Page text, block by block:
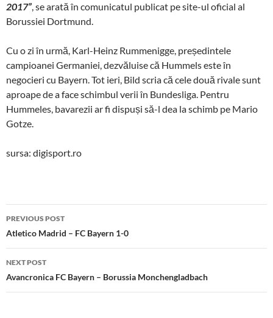
2017”, se arată în comunicatul publicat pe site-ul oficial al
Borussiei Dortmund.
Cu o zi în urmă, Karl-Heinz Rummenigge, președintele
campioanei Germaniei, dezvăluise că Hummels este în
negocieri cu Bayern. Tot ieri, Bild scria că cele două rivale sunt
aproape de a face schimbul verii în Bundesliga. Pentru
Hummeles, bavarezii ar fi dispuși să-l dea la schimb pe Mario
Gotze.
sursa: digisport.ro
Post
navigation
PREVIOUS POST
Atletico Madrid – FC Bayern 1-0
NEXT POST
Avancronica FC Bayern – Borussia Monchengladbach